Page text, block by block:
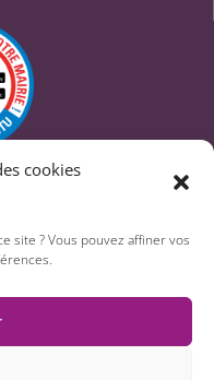
cookies
site ? Vous pouvez affiner vos